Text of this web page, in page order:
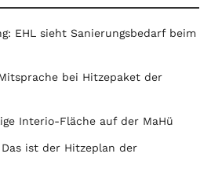
EHL sieht Sanierungsbedarf beim
bei Hitzepaket der
Interio-Fläche auf der MaHü
ist der Hitzeplan der